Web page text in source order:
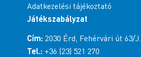
Adatkezelési tájékoztató
Játékszabályzat
Cím: 2030 Érd, Fehérvári út 63/J.
Tel.: +36 (23) 521 270